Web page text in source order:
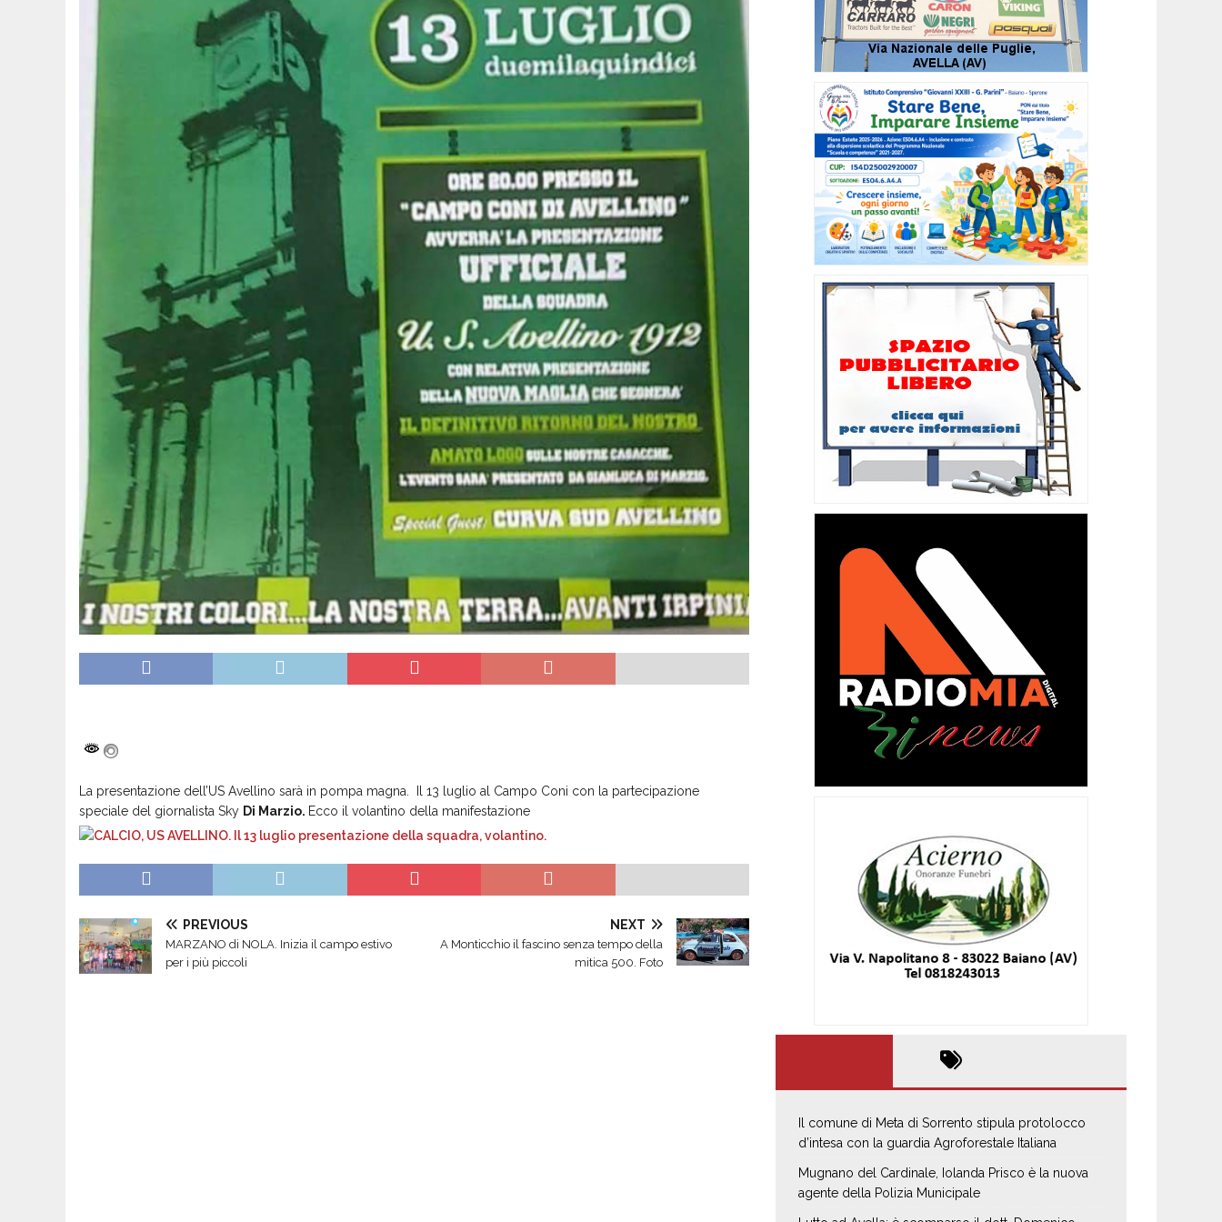
La presentazione dell’US Avellino sarà in pompa magna. Il 13 luglio al Campo Coni con la partecipazione
speciale del giornalista Sky Di Marzio. Ecco il volantino della manifestazione
PREVIOUS
MARZANO di NOLA. Inizia il campo estivo
per i più piccoli
NEXT
A Monticchio il fascino senza tempo della
mitica 500. Foto
Il comune di Meta di Sorrento stipula protolocco
d’intesa con la guardia Agroforestale Italiana
Mugnano del Cardinale, Iolanda Prisco è la nuova
agente della Polizia Municipale